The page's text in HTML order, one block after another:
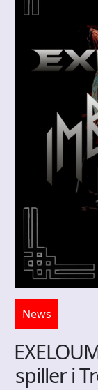
News
spiller i